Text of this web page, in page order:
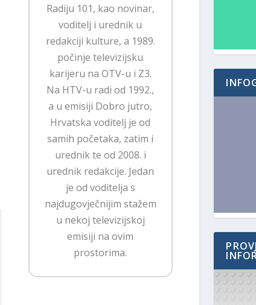
Radiju 101, kao novinar,
voditelj i urednik u
redakciji kulture, a 1989.
počinje televizijsku
karijeru na OTV-u i Z3.
Na HTV-u radi od 1992.,
a u emisiji Dobro jutro,
Hrvatska voditelj je od
samih početaka, zatim i
urednik te od 2008. i
urednik redakcije. Jedan
je od voditelja s
najdugovječnijim stažem
u nekoj televizijskoj
emisiji na ovim
prostorima.